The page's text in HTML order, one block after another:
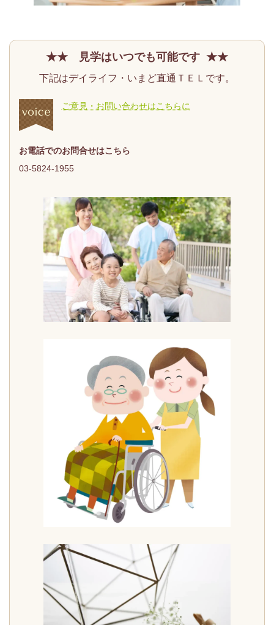
★★ 見学はいつでも可能です ★★
下記はデイライフ・いまど直通ＴＥＬです。
ご意見・お問い合わせはこちらに
お電話でのお問合せはこちら
03-5824-1955